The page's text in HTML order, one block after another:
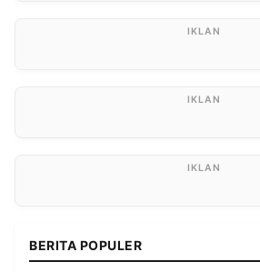
BERITA POPULER